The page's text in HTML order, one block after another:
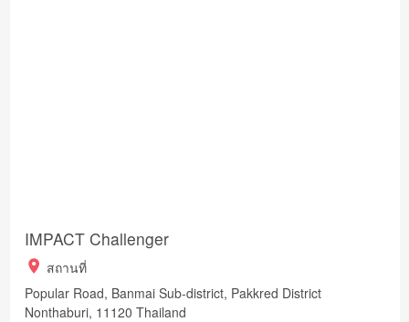
IMPACT Challenger
สถานที่
Popular Road, Banmai Sub-district, Pakkred District
Nonthaburi, 11120 Thailand